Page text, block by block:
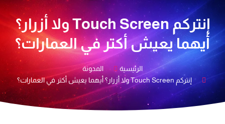
إنتركم Touch Screen ولا أزرار؟
أيهما يعيش أكتر في العمارات؟
الرئيسية
المدونة
إنتركم Touch Screen ولا أزرار؟ أيهما يعيش أكتر في العمارات؟